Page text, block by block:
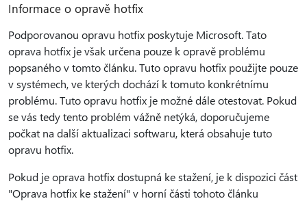
Informace o opravě hotfix
Podporovanou opravu hotfix poskytuje Microsoft. Tato
oprava hotfix je však určena pouze k opravě problému
popsaného v tomto článku. Tuto opravu hotfix použijte pouze
v systémech, ve kterých dochází k tomuto konkrétnímu
problému. Tuto opravu hotfix je možné dále otestovat. Pokud
se vás tedy tento problém vážně netýká, doporučujeme
počkat na další aktualizaci softwaru, která obsahuje tuto
opravu hotfix.
Pokud je oprava hotfix dostupná ke stažení, je k dispozici část
"Oprava hotfix ke stažení" v horní části tohoto článku